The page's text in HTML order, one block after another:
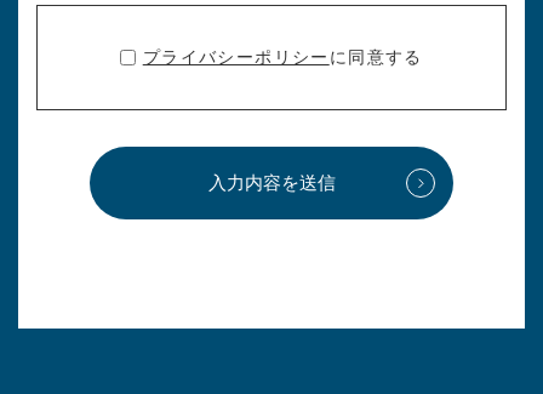
プライバシーポリシー に同意する
入力内容を送信